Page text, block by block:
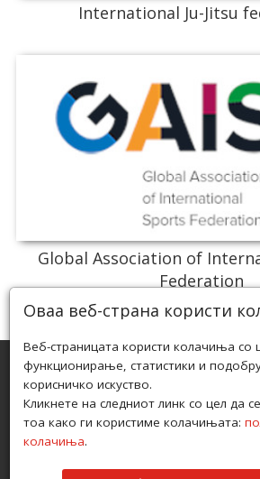
International Ju-Jitsu
Global Association of
Federation
ЏИУ ЏИЦА ФЕДЕРАЦИЈА НА
МАКЕДОНИЈА ПРИЗНАЕНА ОД
СПОРТ ПОД БРОЈ 08-286/1 ОД
Оваа веб-страна користи
Веб-страницата користи колачиња со
функционирање, статистики и
корисничко искуство.
Кликнете на следниот линк со цел да
тоа како ги користиме колачињата:
колачиња.